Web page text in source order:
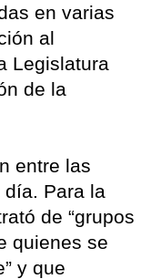
en varias
al
Legislatura
de la
entre las
día. Para la
de “grupos
quienes se
y que